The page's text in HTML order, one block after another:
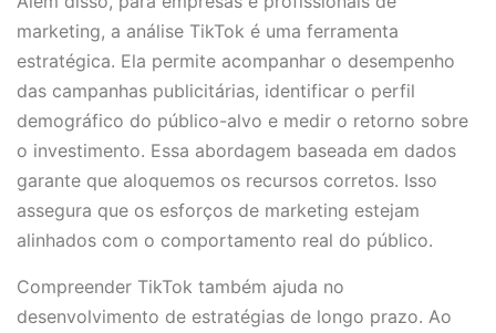
marketing, a análise TikTok é uma ferramenta
estratégica. Ela permite acompanhar o desempenho
das campanhas publicitárias, identificar o perfil
demográfico do público-alvo e medir o retorno sobre
o investimento. Essa abordagem baseada em dados
garante que aloquemos os recursos corretos. Isso
assegura que os esforços de marketing estejam
alinhados com o comportamento real do público.
Compreender TikTok também ajuda no
desenvolvimento de estratégias de longo prazo. Ao